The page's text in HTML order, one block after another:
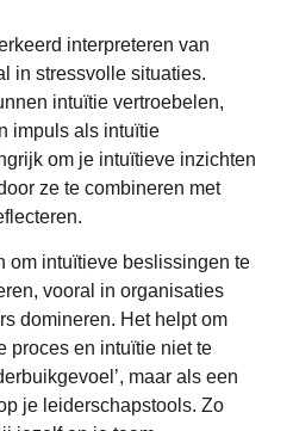
interpreteren van
in stressvolle situaties.
intuïtie vertroebelen,
impuls als intuïtie
om je intuïtieve inzichten
ze te combineren met
om intuïtieve beslissingen te
vooral in organisaties
domineren. Het helpt om
proces en intuïtie niet te
maar als een
je leiderschapstools. Zo